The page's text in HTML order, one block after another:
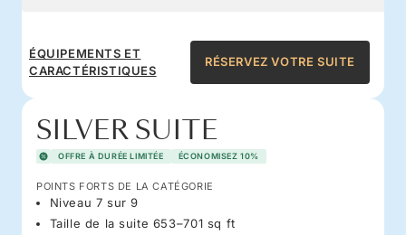
ÉQUIPEMENTS ET
CARACTÉRISTIQUES
RÉSERVEZ VOTRE SUITE
SILVER SUITE
OFFRE À DURÉE LIMITÉE ÉCONOMISEZ 10%
POINTS FORTS DE LA CATÉGORIE
Niveau 7 sur 9
Taille de la suite 653–701 sq ft